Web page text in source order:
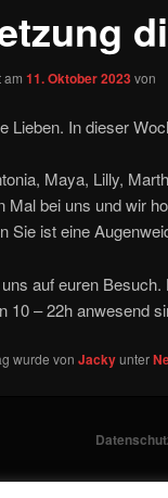
am11. Oktober 2023 von
Lieben. In dieser
Maya, Lilly,
Mal bei uns und wir
Sie ist eine
auf euren
10 – 22h anwesend
wurde vonJackyunter